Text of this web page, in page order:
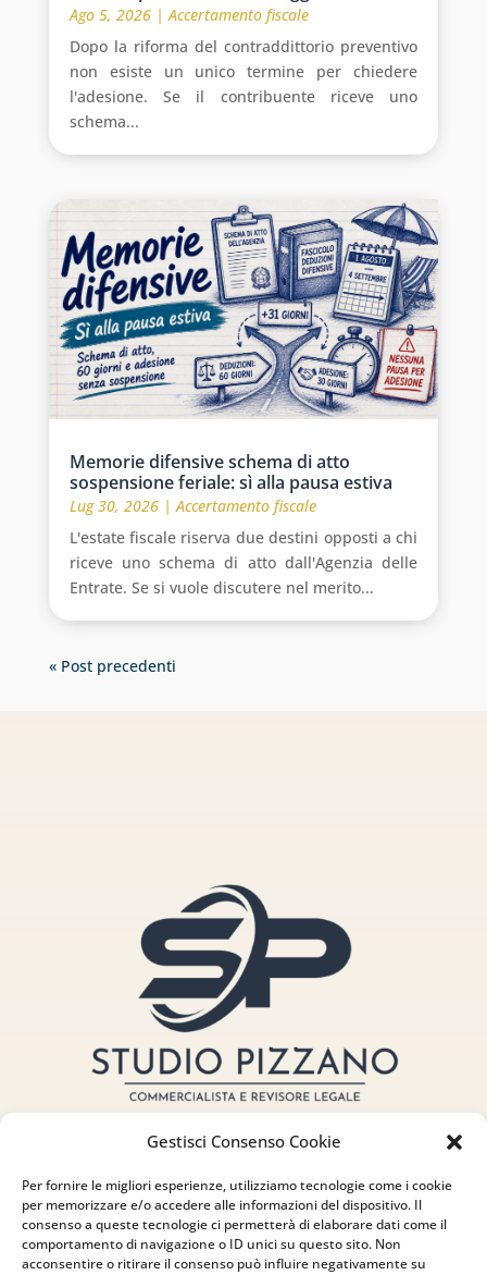
Gestisci Consenso Cookie
Per fornire le migliori esperienze, utilizziamo tecnologie come i cookie
per memorizzare e/o accedere alle informazioni del dispositivo. Il
consenso a queste tecnologie ci permetterà di elaborare dati come il
comportamento di navigazione o ID unici su questo sito. Non
acconsentire o ritirare il consenso può influire negativamente su
Ago 5, 2026|Accertamento fiscale
Dopo la riforma del contraddittorio preventivo
non esiste un unico termine per chiedere
l'adesione. Se il contribuente riceve uno
schema...
Memorie difensive schema di atto
sospensione feriale: sì alla pausa estiva
Lug 30, 2026|Accertamento fiscale
L'estate fiscale riserva due destini opposti a chi
riceve uno schema di atto dall'Agenzia delle
Entrate. Se si vuole discutere nel merito...
« Post precedenti
Indirizzo